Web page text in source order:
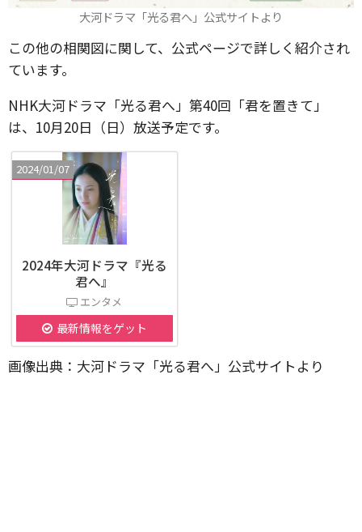
大河ドラマ「光る君へ」公式サイトより
この他の相関図に関して、公式ページで詳しく紹介され
ています。
NHK大河ドラマ「光る君へ」第40回「君を置きて」
は、10月20日（日）放送予定です。
2024/01/07
2024年大河ドラマ『光る
君へ』
エンタメ
最新情報をゲット
画像出典：大河ドラマ「光る君へ」公式サイトより